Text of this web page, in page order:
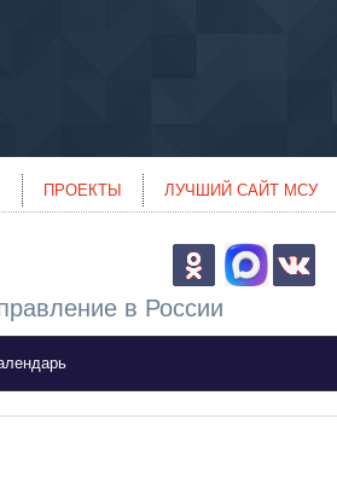
ПРОЕКТЫ ЛУЧШИЙ САЙТ МСУ
в России